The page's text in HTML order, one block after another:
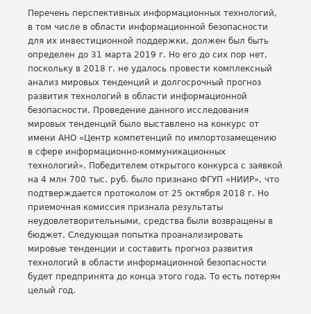
Перечень перспективных информационных технологий,
в том числе в области информационной безопасности
для их инвестиционной поддержки, должен был быть
определен до 31 марта 2019 г. Но его до сих пор нет,
поскольку в 2018 г. не удалось провести комплексный
анализ мировых тенденций и долгосрочный прогноз
развития технологий в области информационной
безопасности. Проведение данного исследования
мировых тенденций было выставлено на конкурс от
имени АНО «Центр компетенций по импортозамещению
в сфере информационно-коммуникационных
технологий». Победителем открытого конкурса с заявкой
на 4 млн 700 тыс. руб. было признано ФГУП «НИИР», что
подтверждается протоколом от 25 октября 2018 г. Но
приемочная комиссия признала результаты
неудовлетворительными, средства были возвращены в
бюджет. Следующая попытка проанализировать
мировые тенденции и составить прогноз развития
технологий в области информационной безопасности
будет предпринята до конца этого года. То есть потерян
целый год.